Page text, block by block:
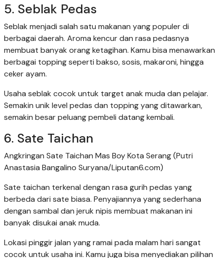
5. Seblak Pedas
Seblak menjadi salah satu makanan yang populer di
berbagai daerah. Aroma kencur dan rasa pedasnya
membuat banyak orang ketagihan. Kamu bisa menawarkan
berbagai topping seperti bakso, sosis, makaroni, hingga
ceker ayam.
Usaha seblak cocok untuk target anak muda dan pelajar.
Semakin unik level pedas dan topping yang ditawarkan,
semakin besar peluang pembeli datang kembali.
6. Sate Taichan
Angkringan Sate Taichan Mas Boy Kota Serang (Putri
Anastasia Bangalino Suryana/Liputan6.com)
Sate taichan terkenal dengan rasa gurih pedas yang
berbeda dari sate biasa. Penyajiannya yang sederhana
dengan sambal dan jeruk nipis membuat makanan ini
banyak disukai anak muda.
Lokasi pinggir jalan yang ramai pada malam hari sangat
cocok untuk usaha ini. Kamu juga bisa menyediakan pilihan